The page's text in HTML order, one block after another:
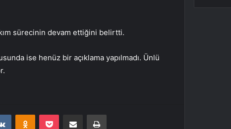
sürecinin devam ettiğini belirtti.
ise henüz bir açıklama yapılmadı. Ünlü
VKontakteOdnoklassniki
Pocket E-Posta ile paylaş Yazdır